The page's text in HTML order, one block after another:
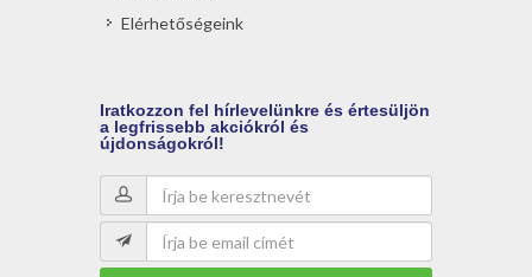
Elérhetőségeink
Iratkozzon fel hírlevelünkre és értesüljön
a legfrissebb akciókról és
újdonságokról!